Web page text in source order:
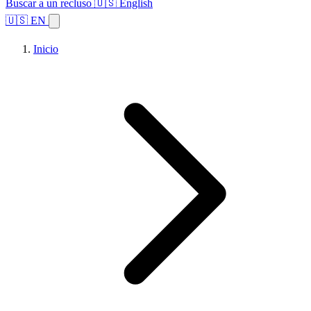
Buscar a un recluso 🇺🇸 English
🇺🇸 EN
Inicio